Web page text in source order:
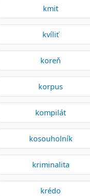
kmit
kvíliť
koreň
korpus
kompilát
kosouholník
kriminalita
krédo